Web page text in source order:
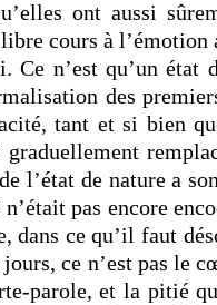
ont aussi
cours à l’émotion
Ce n’est qu’un état
des
tant et si bien
l’état de nature a
pas encore
dans ce qu’il faut
jours, ce n’est pas le
parole, et la pitié